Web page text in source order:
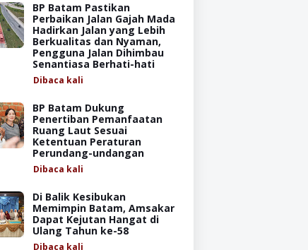
BP Batam Pastikan
Perbaikan Jalan Gajah Mada
Hadirkan Jalan yang Lebih
Berkualitas dan Nyaman,
Pengguna Jalan Dihimbau
Senantiasa Berhati-hati
Dibaca kali
BP Batam Dukung
Penertiban Pemanfaatan
Ruang Laut Sesuai
Ketentuan Peraturan
Perundang-undangan
Dibaca kali
Di Balik Kesibukan
Memimpin Batam, Amsakar
Dapat Kejutan Hangat di
Ulang Tahun ke-58
Dibaca kali